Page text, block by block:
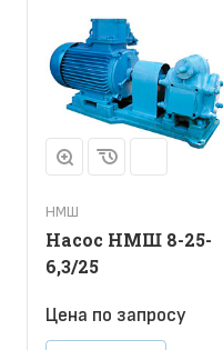
НМШ
Насос НМШ 8-25-
6,3/25
Цена по запросу